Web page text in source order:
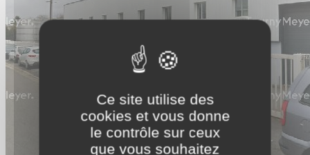
Ce site utilise des
cookies et vous donne
le contrôle sur ceux
que vous souhaitez